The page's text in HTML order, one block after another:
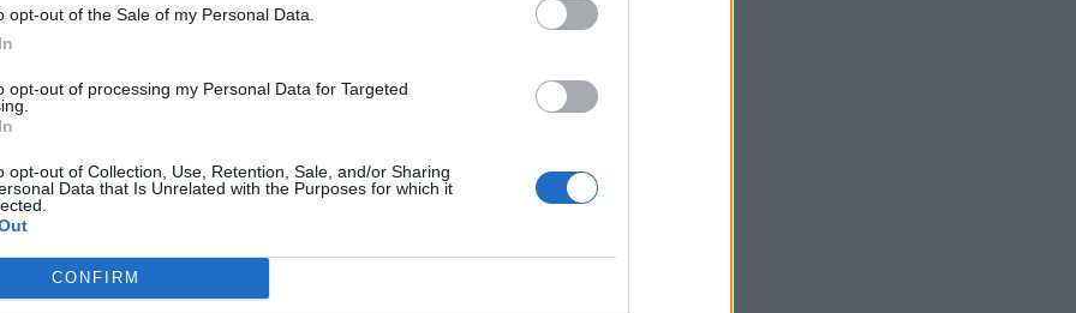
opt-out of the Sale of my Personal Data.
opt-out of processing my Personal Data for Targeted
opt-out of Collection, Use, Retention, Sale, and/or Sharing
Data that Is Unrelated with the Purposes for which it
CONFIRM
ότι ο σεβασμός στο Σύνταγμα και
αδιαπραγμάτευτο θεμέλιο της δημοκρατίας.
από συνταγματικά κατοχυρωμένα
σε λογικές διακρίσεων και φασιστικής
οικονομικά κίνητρα στους νέους γιατρούς